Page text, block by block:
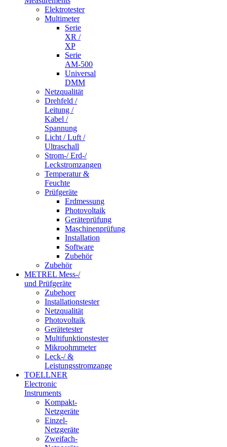
Elektrotester
Multimeter
Serie
XR /
XP
Serie
AM-500
Universal
DMM
Netzqualität
Drehfeld /
Leitung /
Kabel /
Spannung
Licht / Luft /
Ultraschall
Strom-/ Erd-/
Leckstromzangen
Temperatur &
Feuchte
Prüfgeräte
Erdmessung
Photovoltaik
Geräteprüfung
Maschinenprüfung
Installation
Software
Zubehör
Zubehör
METREL Mess-/
und Prüfgeräte
Zubehoer
Installationstester
Netzqualität
Photovoltaik
Gerätetester
Multifunktionstester
Mikroohmmeter
Leck-/ &
Leistungsstromzange
TOELLNER
Electronic
Instruments
Kompakt-
Netzgeräte
Einzel-
Netzgeräte
Zweifach-